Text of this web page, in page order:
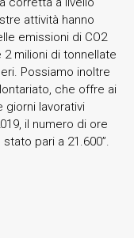
attività hanno
emissioni di CO2
milioni di tonnellate
Possiamo inoltre
che offre ai
giorni lavorativi
il numero di ore
pari a 21.600”.